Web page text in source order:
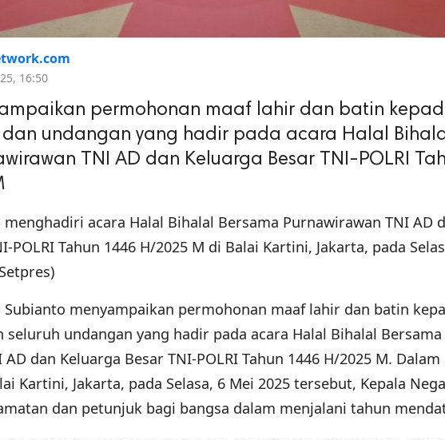
16:50
permohonan maaf lahir dan batin
dan undangan yang hadir pada acara Halal
TNI AD dan Keluarga Besar TNI-POLRI
acara Halal Bihalal Bersama Purnawirawan TNI AD
POLRI Tahun 1446 H/2025 M di Balai Kartini, Jakarta, pada
Subianto menyampaikan permohonan maaf lahir dan batin
seluruh undangan yang hadir pada acara Halal Bihalal Bersama
dan Keluarga Besar TNI-POLRI Tahun 1446 H/2025 M. Dalam
Kartini, Jakarta, pada Selasa, 6 Mei 2025 tersebut, Kepala
dan petunjuk bagi bangsa dalam menjalani tahun